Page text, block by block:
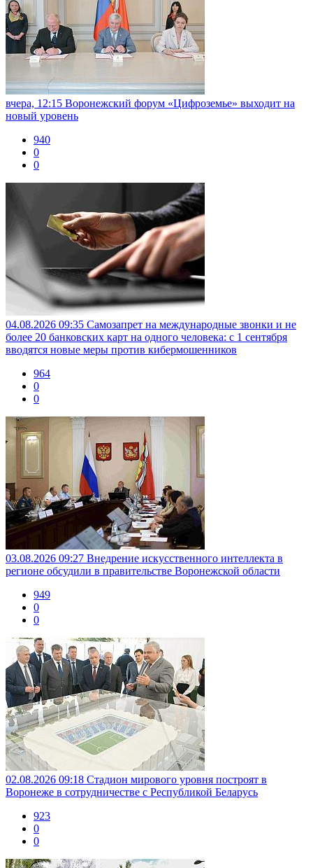
вчера, 12:15 Воронежский форум «Цифроземье» выходит на
новый уровень
940
0
0
04.08.2026 09:35 Самозапрет на международные звонки и не
более 20 банковских карт на одного человека: с 1 сентября
вводятся новые меры против кибермошенников
964
0
0
03.08.2026 09:27 Внедрение искусственного интеллекта в
регионе обсудили в правительстве Воронежской области
949
0
0
02.08.2026 09:18 Стадион мирового уровня построят в
Воронеже в сотрудничестве с Республикой Беларусь
923
0
0